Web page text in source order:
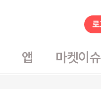
앱 마켓이슈